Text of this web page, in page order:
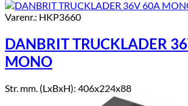
Varenr.: HKP3660
DANBRIT TRUCKLADER
MONO
Str. mm. (LxBxH): 406x224x88